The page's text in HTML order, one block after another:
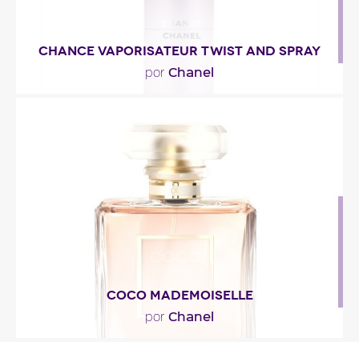
CHANCE VAPORISATEUR TWIST AND SPRAY
por Chanel
"Es una reedición del perfume fresco, sensual y
singular de CHANCE, con notas de jacinto,
almizcle..."
Descripción del perfume
COCO MADEMOISELLE
por Chanel